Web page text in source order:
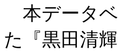
本データ
た『黒田清